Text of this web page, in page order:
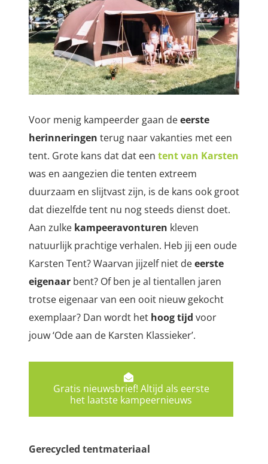
Voor menig kampeerder gaan deeerste
herinneringen terug naar vakanties met een
tent. Grote kans dat dat een tent van Karsten
was en aangezien die tenten extreem
duurzaam en slijtvast zijn, is de kans ook groot
dat diezelfde tent nu nog steeds dienst doet.
Aan zulke kampeeravonturen kleven
natuurlijk prachtige verhalen. Heb jij een oude
Karsten Tent? Waarvan jijzelf niet deeerste
eigenaar bent? Of ben je al tientallen jaren
trotse eigenaar van een ooit nieuw gekocht
exemplaar? Dan wordt het hoog tijd voor
jouw ‘Ode aan de Karsten Klassieker’.
Gratis nieuwsbrief! Altijd als eerste
het laatste kampeernieuws
Gerecycled tentmateriaal